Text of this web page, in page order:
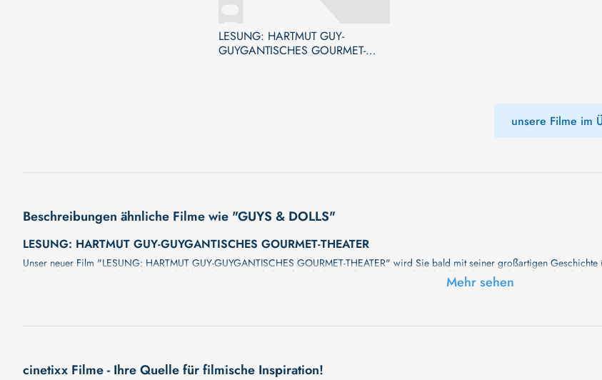
LESUNG: HARTMUT GUY-
GUYGANTISCHES GOURMET-
unsere Filme im
Beschreibungen ähnliche Filme wie "GUYS & DOLLS"
LESUNG: HARTMUT GUY-GUYGANTISCHES GOURMET-THEATER
Unser neuer Film "LESUNG: HARTMUT GUY-GUYGANTISCHES GOURMET-THEATER" wird Sie bald mit seiner großartigen
können Ihnen versprechen, dass sie bald erscheinen wird. Eine fesselnde Handlung, ungewöhnliche Charaktere und unerforschte
Mehr sehen
cinetixx Filme - Ihre Quelle für filmische Inspiration!